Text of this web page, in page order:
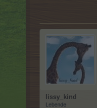
lissy_kind
Lebende